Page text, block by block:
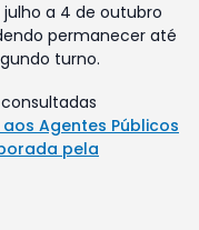
a 4 de outubro
permanecer até
turno.
Agentes Públicos
pela